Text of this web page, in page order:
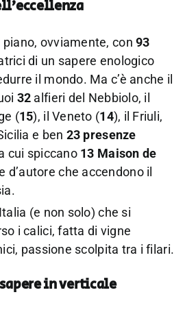
piano, ovviamente, con93
di un sapere enologico
il mondo. Ma c’è anche il
32 alfieri del Nebbiolo, il
(15), il Veneto (14), il Friuli,
e ben 23 presenze
cui spiccano 13 Maison de
d’autore che accendono il
(e non solo) che si
i calici, fatta di vigne
passione scolpita tra i filari.
in verticale